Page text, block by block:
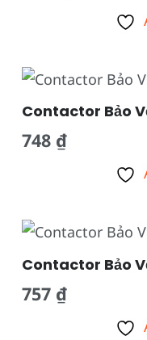
Contactor Bảo
748 ₫
Contactor Bảo
757 ₫